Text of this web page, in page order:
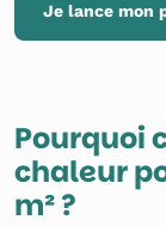
Je lance mon
Pourquoi
chaleur
m² ?